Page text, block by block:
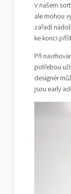
V našem
ale mohou
zařadí
ke konci
Při
potřebou
designér
jsou early